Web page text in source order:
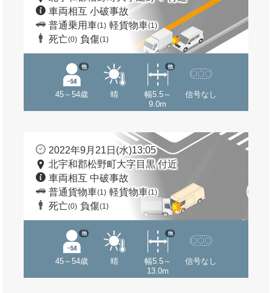
車両相互 小破事故
普通乗用車(1) 軽貨物車(1)
死亡(0) 負傷(1)
45～54歳
他
晴
幅5.5～
9.0m
他
信号なし
2022年9月21日(水)13:05
北宇和郡松野町大字目黒 付近
車両相互 中破事故
普通貨物車(1) 軽貨物車(1)
死亡(0) 負傷(1)
45～54歳
他
晴
幅5.5～
13.0m
他
信号なし